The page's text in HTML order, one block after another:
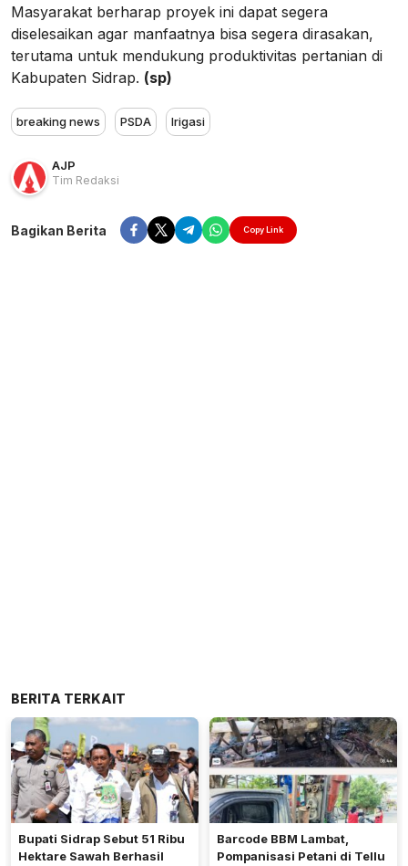
Masyarakat berharap proyek ini dapat segera
diselesaikan agar manfaatnya bisa segera dirasakan,
terutama untuk mendukung produktivitas pertanian di
Kabupaten Sidrap. (sp)
breaking news PSDA Irigasi
AJP
Tim Redaksi
Bagikan Berita Copy Link
BERITA TERKAIT
Bupati Sidrap Sebut 51 Ribu
Hektare Sawah Berhasil
Barcode BBM Lambat,
Pompanisasi Petani di Tellu